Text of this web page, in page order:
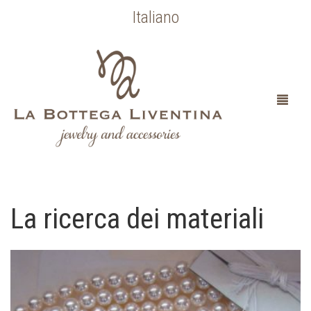
Italiano
HOME
COLLEZIONE BOTTICELLI
OCCASIONI SPECIALI
La ricerca dei materiali